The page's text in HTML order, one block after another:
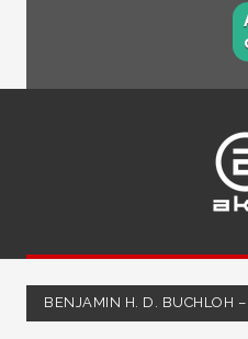
BENJAMIN H. D. BUCHLOH